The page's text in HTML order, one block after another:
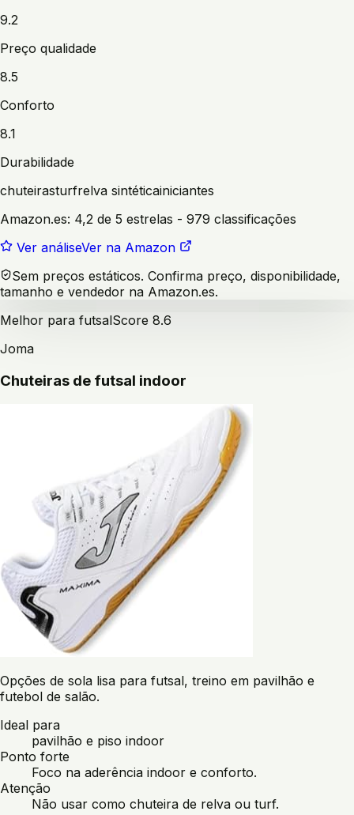
9.2
Preço qualidade
8.5
Conforto
8.1
Durabilidade
chuteirasturfrelva sintéticainiciantes
Amazon.es: 4,2 de 5 estrelas - 979 classificações
Ver análiseVer na Amazon
Sem preços estáticos. Confirma preço, disponibilidade,
tamanho e vendedor na Amazon.es.
Melhor para futsalScore 8.6
Joma
Chuteiras de futsal indoor
Opções de sola lisa para futsal, treino em pavilhão e
futebol de salão.
Ideal para
pavilhão e piso indoor
Ponto forte
Foco na aderência indoor e conforto.
Atenção
Não usar como chuteira de relva ou turf.